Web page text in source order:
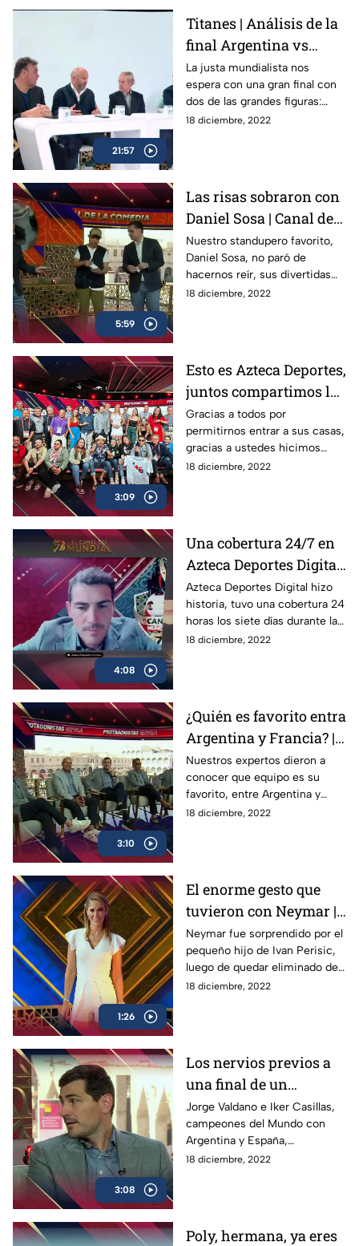
21:57
Titanes | Análisis de la
final Argentina vs
Francia
La justa mundialista nos
espera con una gran final con
dos de las grandes figuras:
Messi vs Mbappé, Argentina vs
18 diciembre, 2022
5:59
Las risas sobraron con
Daniel Sosa | Canal del
Mundial
Nuestro standupero favorito,
Daniel Sosa, no paró de
hacernos reír, sus divertidas
dinámicas, juegos y cápsulas,
18 diciembre, 2022
3:09
Esto es Azteca Deportes,
juntos compartimos la
emoción
Gracias a todos por
permitirnos entrar a sus casas,
gracias a ustedes hicimos
historia una vez más, juntos
18 diciembre, 2022
4:08
Una cobertura 24/7 en
Azteca Deportes Digital
| Los Protagonistas
Azteca Deportes Digital hizo
historia, tuvo una cobertura 24
horas los siete días durante la
Copa del Mundo, para llevarte
18 diciembre, 2022
3:10
¿Quién es favorito entra
Argentina y Francia? |
Protagonistas Extra
Nuestros expertos dieron a
conocer que equipo es su
favorito, entre Argentina y
Francia, para la Gran Final del
18 diciembre, 2022
1:26
El enorme gesto que
tuvieron con Neymar |
InesPerado
Neymar fue sorprendido por el
pequeño hijo de Ivan Perisic,
luego de quedar eliminado de
Qatar 2022, donde el brasileño
18 diciembre, 2022
3:08
Los nervios previos a
una final de un
Mundial |
Protagonistas Extra
Jorge Valdano e Iker Casillas,
campeones del Mundo con
Argentina y España,
respectivamente, nos cuentan
18 diciembre, 2022
Poly, hermana, ya eres